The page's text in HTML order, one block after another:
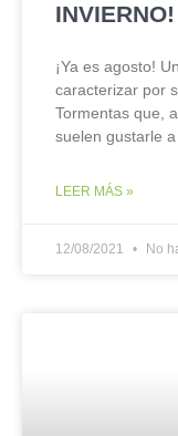
INVIERNO!
¡Ya es agosto!
caracterizar por
Tormentas que,
suelen gustarle a
LEER MÁS »
12/08/2021 No